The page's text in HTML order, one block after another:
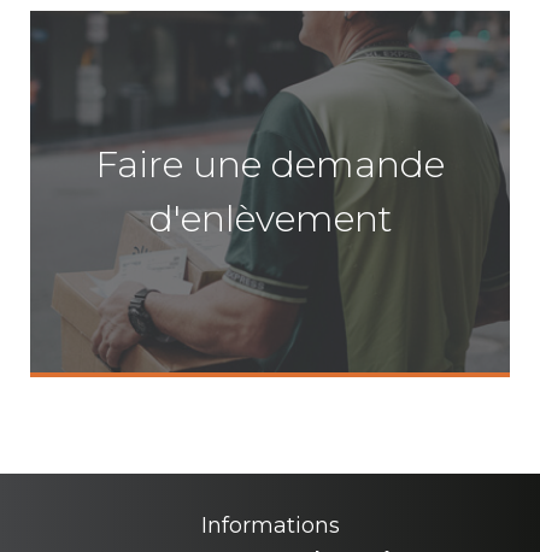
Faire une demande
d'enlèvement
Informations